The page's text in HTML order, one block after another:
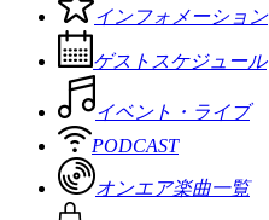
インフォメーション
ゲストスケジュール
イベント・ライブ
PODCAST
オンエア楽曲一覧